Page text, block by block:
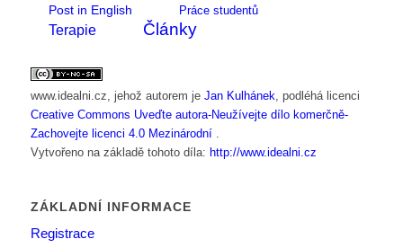
Post in English Práce studentů
Terapie Články
www.idealni.cz, jehož autorem je Jan Kulhánek, podléhá licenci
Creative Commons Uveďte autora-Neužívejte dílo komerčně-
Zachovejte licenci 4.0 Mezinárodní .
Vytvořeno na základě tohoto díla: http://www.idealni.cz
ZÁKLADNÍ INFORMACE
Registrace